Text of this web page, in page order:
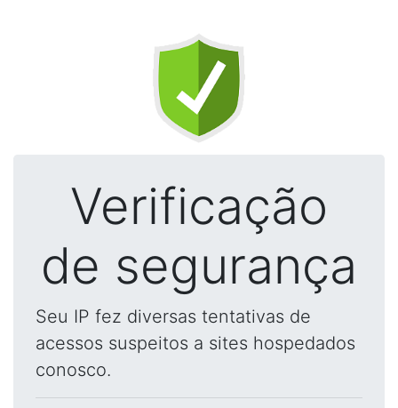
Verificação
de segurança
Seu IP fez diversas tentativas de
acessos suspeitos a sites hospedados
conosco.